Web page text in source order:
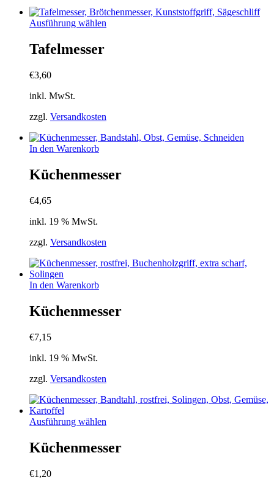
Ausführung wählen
auf
Produktseite
Tafelmesser
€3,60
inkl. MwSt.
zzgl. Versandkosten
In den Warenkorb
Küchenmesser
€4,65
inkl. 19 % MwSt.
zzgl. Versandkosten
In den Warenkorb
Küchenmesser
€7,15
inkl. 19 % MwSt.
zzgl. Versandkosten
Ausführung wählen
mehrere
Küchenmesser
€1,20